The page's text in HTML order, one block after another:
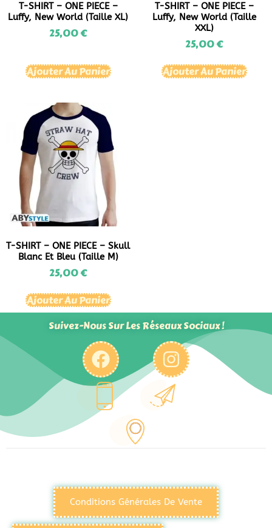
T-SHIRT – ONE PIECE –
Luffy, New World (Taille XL)
25,00€
Ajouter Au Panier
T-SHIRT – ONE PIECE –
Luffy, New World (Taille
XXL)
25,00€
Ajouter Au Panier
T-SHIRT – ONE PIECE – Skull
Blanc Et Bleu (Taille M)
25,00€
Ajouter Au Panier
Suivez-Nous Sur Les Réseaux Sociaux !
Conditions Générales De Vente